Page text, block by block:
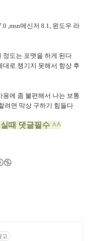
,msn메신저 8.1, 윈도우 라
정도는 포맷을 하게 된다
로 챙기지 못해서 항상 후
에 좀 불편해서 나는 보통
려면 막상 구하기 힘들다
때 댓글필수 ^^
고